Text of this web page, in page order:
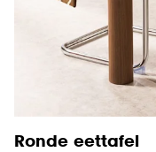
Ronde eettafel